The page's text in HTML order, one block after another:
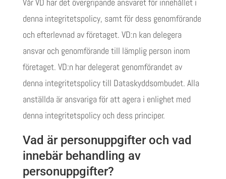
denna integritetspolicy, samt för dess genomförande
och efterlevnad av företaget. VD:n kan delegera
ansvar och genomförande till lämplig person inom
företaget. VD:n har delegerat genomförandet av
denna integritetspolicy till Dataskyddsombudet. Alla
anställda är ansvariga för att agera i enlighet med
denna integritetspolicy och dess principer.
Vad är personuppgifter och vad
innebär behandling av
personuppgifter?